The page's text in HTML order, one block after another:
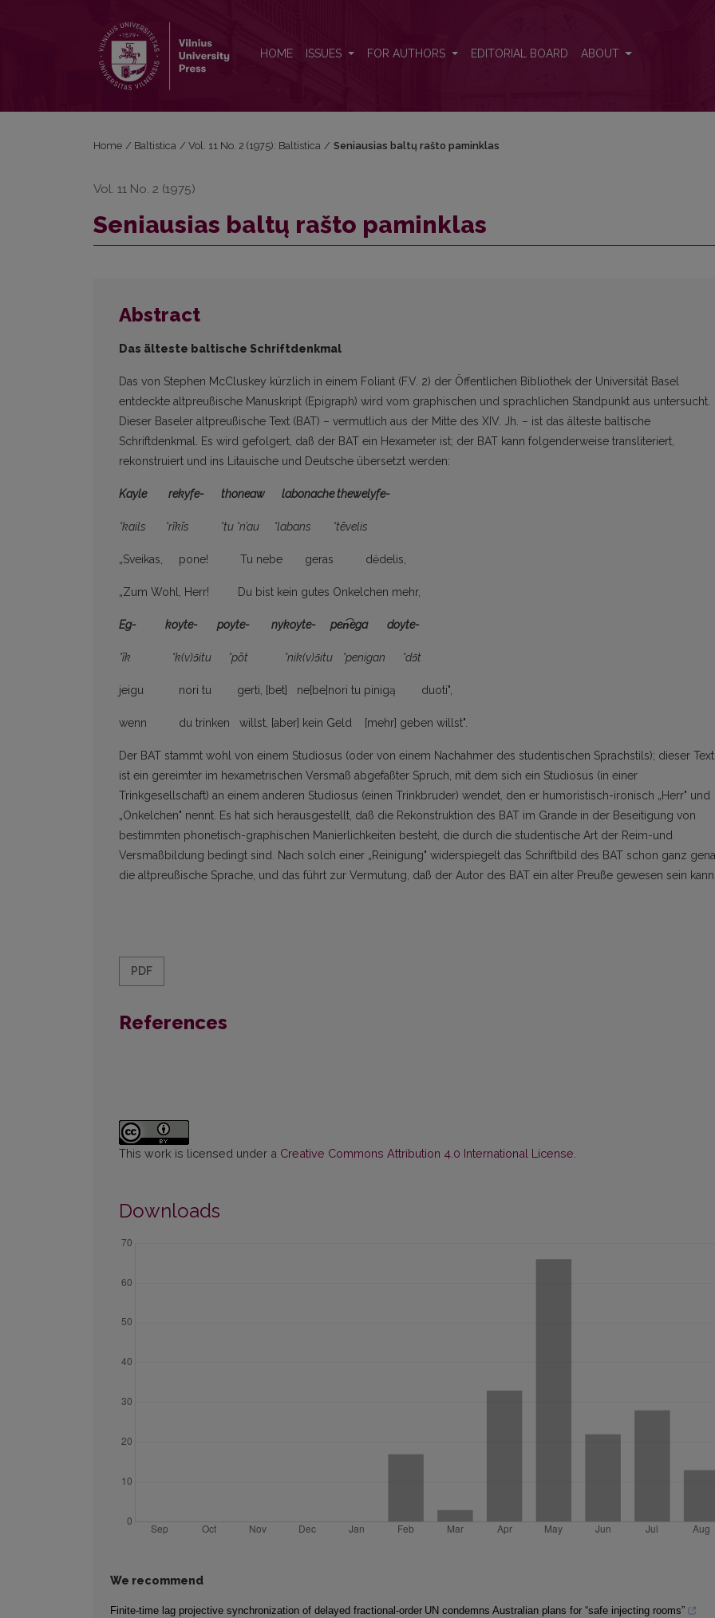
HOME ISSUES FOR AUTHORS EDITORIAL BOARD ABOUT
Home / Baltistica / Vol. 11 No. 2 (1975): Baltistica / Seniausias baltų rašto paminklas
Vol. 11 No. 2 (1975)
Seniausias baltų rašto paminklas
Abstract
Das älteste baltische Schriftdenkmal
Das von Stephen McCluskey kürzlich in einem Foliant (F.V. 2) der Öffentlichen Bibliothek der Universität Basel
entdeckte altpreußische Manuskript (Epigraph) wird vom graphi­schen und sprachlichen Standpunkt aus untersucht.
Dieser Baseler altpreußische Text (BAT) – vermutlich aus der Mitte des XIV. Jh. – ist das älteste baltische
Schriftdenkmal. Es wird gefolgert, daß der BAT ein Hexameter ist; der BAT kann folgenderweise transliteriert,
rekonstruiert und ins Litauische und Deutsche übersetzt werden:
Kayle rekyfe- thoneaw labonachethewelyfe-
*kails *rīkīs *tu *n’au *labans *tēvelis
„Sveikas, pone! Tu nebe geras dėdelis,
„Zum Wohl, Herr! Du bist kein gutes Onkelchen mehr,
Eg- koyte- poyte- nykoyte- pen͡ega doyte-
*īk *k(v)ɔ̄itu *pōt *nik(v)ɔ̄itu *penigan *dɔ̄t
jeigu nori tu gerti, [bet] ne[be]nori tu pinigą duoti",
wenn du trinken willst, [aber] kein Geld [mehr] geben willst".
Der BAT stammt wohl von einem Studiosus (oder von einem Nachahmer des studentischen Sprachstils); dieser Text
ist ein gereimter im hexametrischen Versmaß abgefaßter Spruch, mit dem sich ein Studiosus (in einer
Trinkgesellschaft) an einem anderen Studiosus (einen Trinkbruder) wendet, den er humoristisch-ironisch „Herr" und
„Onkelchen" nennt. Es hat sich herausgestellt, daß die Rekonstruktion des BAT im Grande in der Beseitigung von
bestimmten phonetisch-graphischen Manierlichkeiten besteht, die durch die studentische Art der Reim-und
Versmaßbildung bedingt sind. Nach solch einer „Reinigung" widerspiegelt das Schriftbild des BAT schon ganz
die altpreußische Sprache, und das führt zur Vermutung, daß der Autor des BAT ein alter Preuße gewesen sein
PDF
References
This work is licensed under a Creative Commons Attribution 4.0 International License
Downloads
We recommend
Finite-time lag projective synchronization of delayed fractional-order UN condemns Australian plans for “safe injecting rooms”